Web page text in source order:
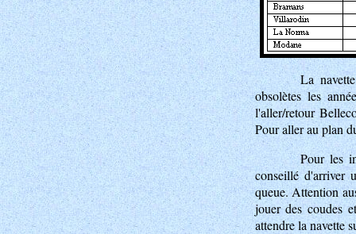
La
obsolètes les
l'aller/retour
Pour aller au plan
Pour les
conseillé d'arriver
queue. Attention
jouer des coudes
attendre la navette